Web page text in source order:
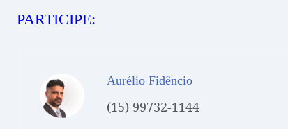
PARTICIPE:
Aurélio Fidêncio
(15) 99732-1144